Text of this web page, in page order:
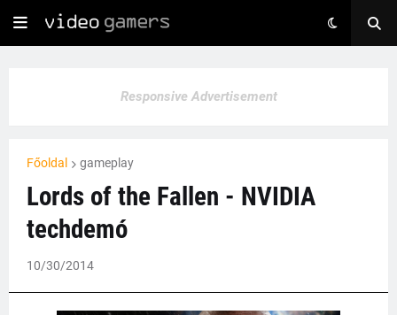
Responsive Advertisement
Főoldal gameplay
Lords of the Fallen - NVIDIA
techdemó
10/30/2014